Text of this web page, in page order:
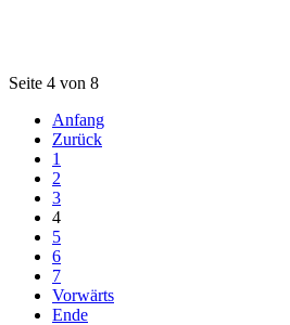
Seite 4 von 8
Anfang
Zurück
1
2
3
4
5
6
7
Vorwärts
Ende